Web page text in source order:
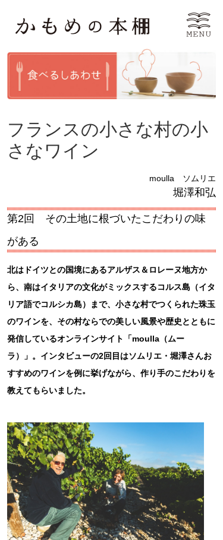
フランスの小さな村の小
さなワイン
moulla ソムリエ
堀澤和弘
第2回 その土地に根づいたこだわりの味
がある
北はドイツとの国境にあるアルザス＆ロレーヌ地方か
ら、南はイタリアの文化がミックスするコルス島（イタ
リア語でコルシカ島）まで、小さな村でつくられた珠玉
のワインを、その村ならでの美しい風景や歴史とともに
発信しているオンラインサイト「moulla（ムー
ラ）」。インタビューの2回目はソムリエ・堀澤さんお
すすめのワインを例に挙げながら、作り手のこだわりを
教えてもらいました。